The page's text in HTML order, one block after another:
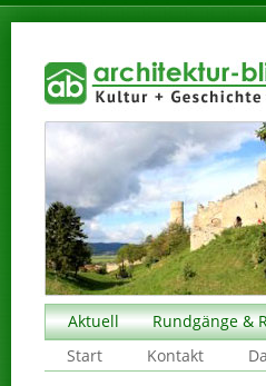
Aktuell Rundgänge &
Start
Kontakt